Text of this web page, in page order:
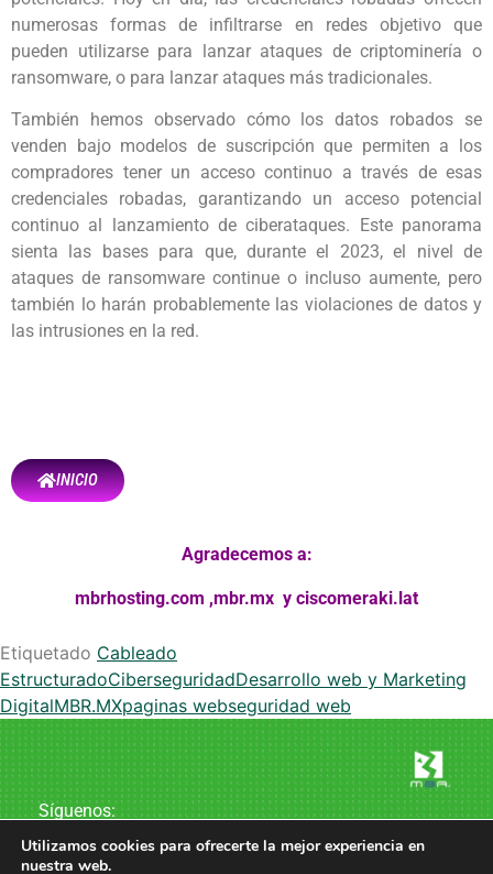
numerosas formas de infiltrarse en redes objetivo que
pueden utilizarse para lanzar ataques de criptominería o
ransomware, o para lanzar ataques más tradicionales.
También hemos observado cómo los datos robados se
venden bajo modelos de suscripción que permiten a los
compradores tener un acceso continuo a través de esas
credenciales robadas, garantizando un acceso potencial
continuo al lanzamiento de ciberataques. Este panorama
sienta las bases para que, durante el 2023, el nivel de
ataques de ransomware continue o incluso aumente, pero
también lo harán probablemente las violaciones de datos y
las intrusiones en la red.
INICIO
Agradecemos a:
mbrhosting.com ,mbr.mx y ciscomeraki.lat
Etiquetado Cableado
EstructuradoCiberseguridadDesarrollo web y Marketing
DigitalMBR.MXpaginas webseguridad web
Síguenos:
Utilizamos cookies para ofrecerte la mejor experiencia en
nuestra web.